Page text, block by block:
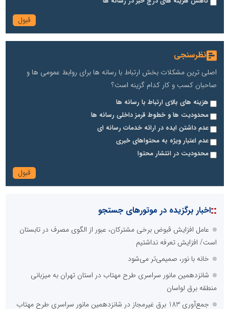
نظرسنجی
اصلی ترین مشکلات بخش ارتباط با رسانه ها برای روابط عمومی ها و
صاحبان کسب و کار کدام گزینه است؟
هزینه های بالای ارتباط با رسانه ها
محدودیت ها و خطوط قرمز داخلی رسانه ها
عدم داشتن ایده در ارائه خدمات رسانه ای
عدم اعتبار ویژه به محتواهای خبری
محدودیت در انتشار محتوا
::اخبار برگزیده در موتورهای جستجو
عامل افزایش قبوض برخی مشترکان، عبور از الگوی مصرف در تابستان
است/ افزایش تعرفه نداشتیم
خانه با نور، صمیمی‌تر می‌شود
شانزدهمین مانور سراسری طرح مهتاب در استان تهران به میزبانی
منطقه برق لواسان
جمع‌آوری 183 برق غیرمجاز در شانزدهمین مانور سراسری طرح مهتاب